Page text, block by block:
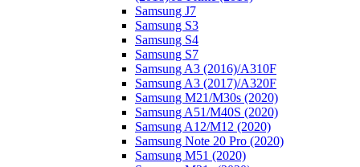
Samsung J7
Samsung S3
Samsung S4
Samsung S7
Samsung A3 (2016)/A310F
Samsung A3 (2017)/A320F
Samsung M21/M30s (2020)
Samsung A51/M40S (2020)
Samsung A12/M12 (2020)
Samsung Note 20 Pro (2020)
Samsung M51 (2020)